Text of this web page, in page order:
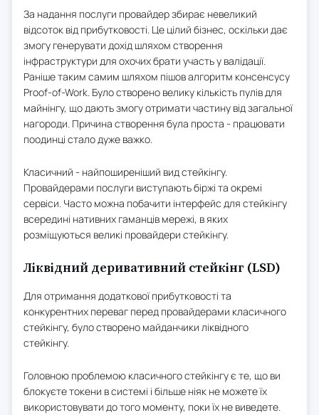
За надання послуги провайдер збирає невеликий
відсоток від прибутковості. Це цілий бізнес, оскільки дає
змогу генерувати дохід шляхом створення
інфраструктури для охочих брати участь у валідації.
Раніше таким самим шляхом пішов алгоритм консенсусу
Proof-of-Work. Було створено велику кількість пулів для
майнінгу, що дають змогу отримати частину від загальної
нагороди. Причина створення була проста - працювати
поодинці стало дуже важко.
Класичний - найпоширеніший вид стейкінгу.
Провайдерами послуги виступають біржі та окремі
сервіси. Часто можна побачити інтерфейс для стейкінгу
всередині нативних гаманців мережі, в яких
розміщуються великі провайдери стейкінгу.
Ліквідний деривативний стейкінг (LSD)
Для отримання додаткової прибутковості та
конкурентних переваг перед провайдерами класичного
стейкінгу, було створено майданчики ліквідного
стейкінгу.
Головною проблемою класичного стейкінгу є те, що ви
блокуєте токени в системі і більше ніяк не можете їх
використовувати до того моменту, поки їх не виведете.